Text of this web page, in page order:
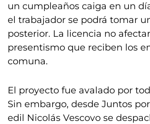
un cumpleaños caiga en un
el trabajador se podrá tomar
posterior. La licencia no
presentismo que reciben los
comuna.
El proyecto fue avalado por
Sin embargo, desde Juntos
edil Nicolás Vescovo se